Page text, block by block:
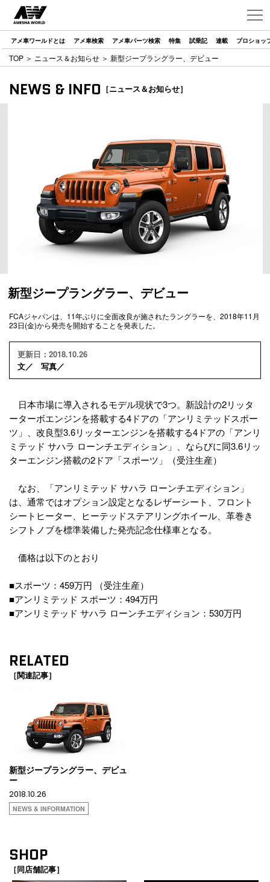
アメ車ワールドとは アメ車検索 アメ車パーツ検索 特集 試乗記 連載 プロショッ
TOP ＞ ニュース＆お知らせ ＞ 新型ジープラングラー、デビュー
NEWS & INFO ［ニュース＆お知らせ］
新型ジープラングラー、デビュー
FCAジャパンは、11年ぶりに全面改良が施されたラングラーを、2018年11月
23日(金)から発売を開始することを発表した。
更新日：2018.10.26
文／ 写真／
日本市場に導入されるモデル現状で3つ。新設計の2リッタ
ーターボエンジンを搭載する4ドアの「アンリミテッドスポー
ツ」、改良型3.6リッターエンジンを搭載する4ドアの「アンリ
ミテッド サハラ ローンチエディション」、ならびに同3.6リッ
ターエンジン搭載の2ドア「スポーツ」（受注生産）
なお、「アンリミテッド サハラ ローンチエディション」
は、通常ではオプション設定となるレザーシート、フロント
シートヒーター、ヒーテッドステアリングホイール、革巻き
シフトノブを標準装備した発売記念仕様車となる。
価格は以下のとおり
■スポーツ：459万円 （受注生産）
■アンリミテッド スポーツ：494万円
■アンリミテッド サハラ ローンチエディション：530万円
RELATED
［関連記事］
新型ジープラングラー、デビュ
ー
2018.10.26
NEWS & INFORMATION
SHOP
［同店舗記事］